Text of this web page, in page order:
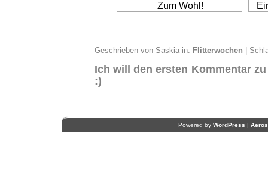
Zum Wohl!
Geschrieben von Saskia in: Flitterwochen |
Ich will den ersten Kommentar
:)
Powered by WordPress |